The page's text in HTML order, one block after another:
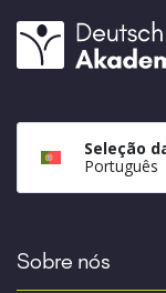
Seleção
Português
Sobre nós